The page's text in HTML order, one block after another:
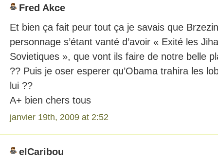
Fred Akce
Et bien ça fait peur tout ça je savais que
personnage s’étant vanté d’avoir « Exité les
Sovietiques », que vont ils faire de notre belle
?? Puis je oser esperer qu’Obama trahira les
lui ??
A+ bien chers tous
janvier 19th, 2009 at 2:52
elCaribou